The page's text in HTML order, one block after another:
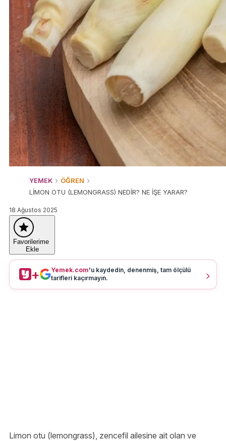
YEMEK
ÖĞREN
LİMON OTU (LEMONGRASS) NEDİR? NE İŞE YARAR?
18 Ağustos 2025
Favorilerime
Ekle
+ Yemek.com'u kaydedin, denenmiş, tam ölçülü
tarifleri kaçırmayın.
Limon otu (lemongrass), zencefil ailesine ait olan ve